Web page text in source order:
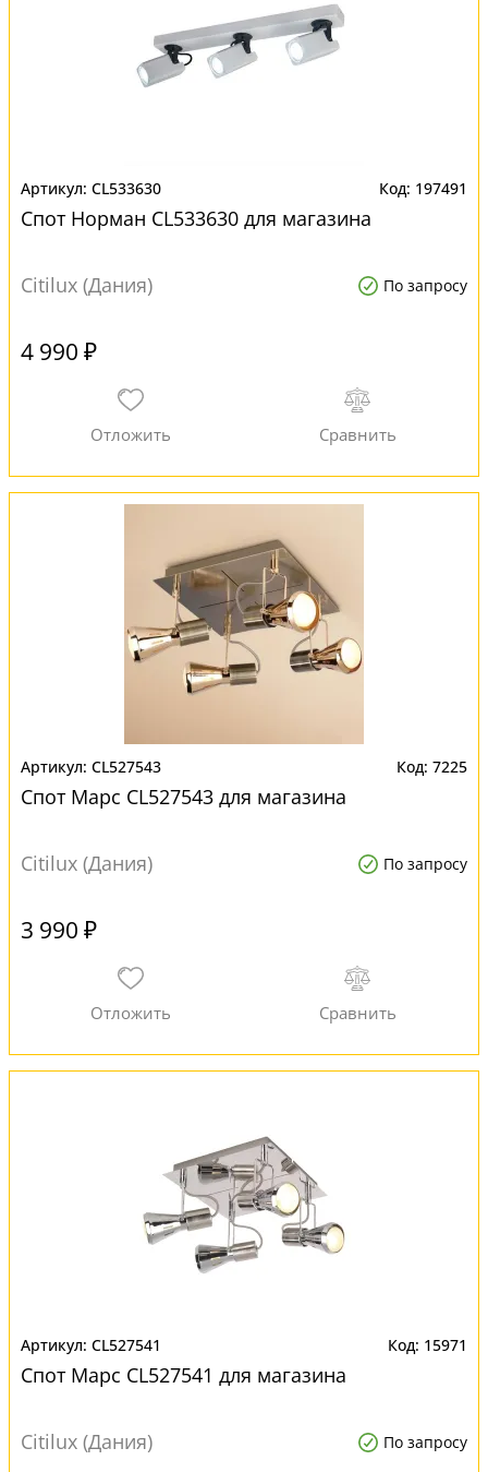
CL533630 197491
Спот Норман CL533630 для магазина
Citilux (Дания) По запросу
4 990 ₽
CL527543 7225
Спот Марс CL527543 для магазина
Citilux (Дания) По запросу
3 990 ₽
CL527541 15971
Спот Марс CL527541 для магазина
Citilux (Дания) По запросу